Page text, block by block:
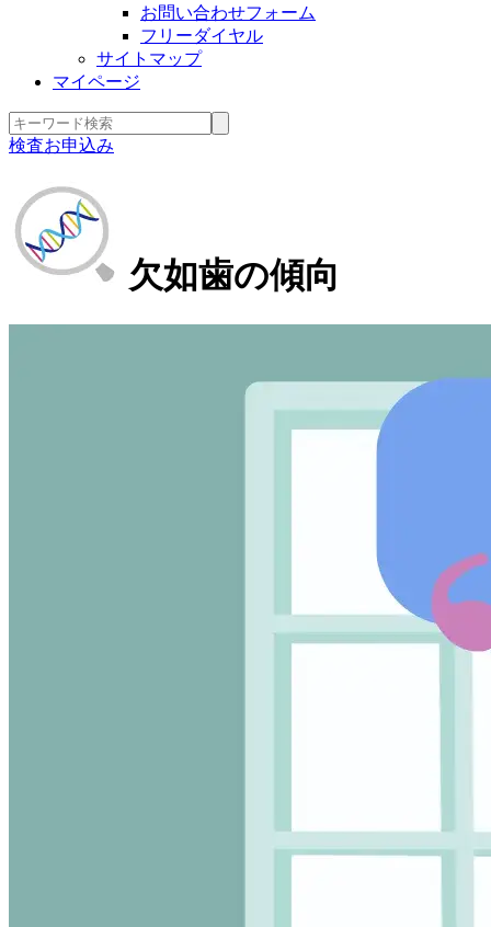
お問い合わせフォーム
フリーダイヤル
サイトマップ
マイページ
検査お申込み
欠如歯の傾向